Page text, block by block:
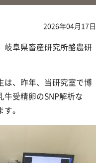
2026年04月17日
岐阜県畜産研究所酪農研
は、昨年、当研究室で博
受精卵のSNP解析な
。